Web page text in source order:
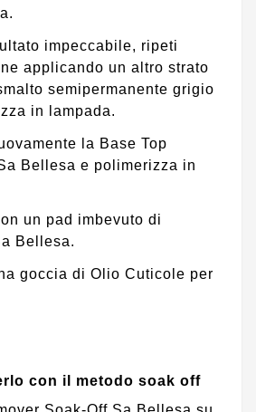
impeccabile, ripeti
applicando un altro strato
semipermanente grigio
in lampada.
la Base Top
Bellesa e polimerizza in
un pad imbevuto di
Bellesa.
goccia di Olio Cuticole per
con il metodo soak off